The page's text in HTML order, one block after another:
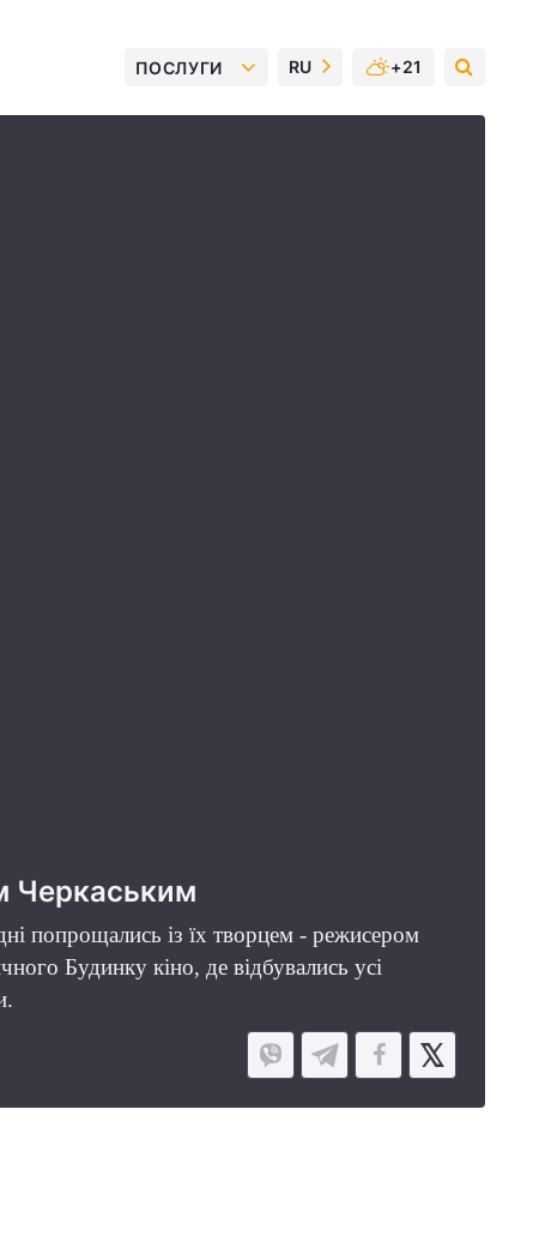
ПОСЛУГИ RU +21
Черкаським
попрощались із їх творцем - режисером
Будинку кіно, де відбувались усі